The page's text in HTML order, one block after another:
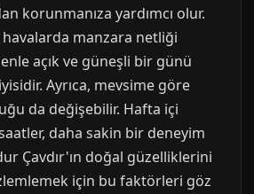
korunmanıza yardımcı olur.
manzara netliği
açık ve güneşli bir günü
Ayrıca, mevsime göre
da değişebilir. Hafta içi
daha sakin bir deneyim
Çavdır'ın doğal güzelliklerini
için bu faktörleri göz